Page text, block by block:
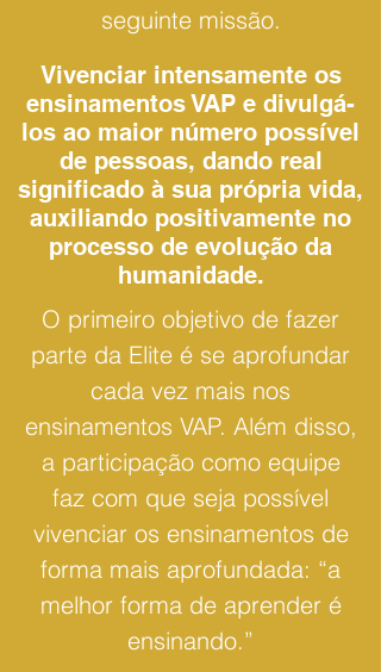
seguinte missão.
Vivenciar intensamente os
ensinamentos VAP e divulgá-
los ao maior número possível
de pessoas, dando real
significado à sua própria vida,
auxiliando positivamente no
processo de evolução da
humanidade.
O primeiro objetivo de fazer
parte da Elite é se aprofundar
cada vez mais nos
ensinamentos VAP. Além disso,
a participação como equipe
faz com que seja possível
vivenciar os ensinamentos de
forma mais aprofundada: “a
melhor forma de aprender é
ensinando.”